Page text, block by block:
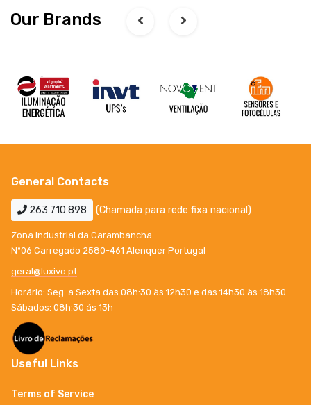
Our Brands
General Contacts
263 710 898 (Chamada para rede fixa nacional)
Zona Industrial da Carambancha
Nº06 Carregado 2580-461 Alenquer Portugal
geral@luxivo.pt
Horário: Seg. a Sexta das 08h:30 às 12h30 e das 14h30 às 18h30.
Sábados: 08h:30 ás 13h
Useful Links
Terms of Service